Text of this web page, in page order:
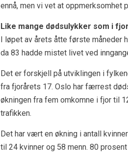
ennå, men vi vet at oppmerksomhet
Like mange dødsulykker som i fjor
I løpet av årets åtte første måneder
da 83 hadde mistet livet ved
Det er forskjell på utviklingen i
fra fjorårets 17. Oslo har færrest
økningen fra fem omkomne i fjor til
trafikken.
Det har vært en økning i antall
til 24 kvinner og 58 menn. 80